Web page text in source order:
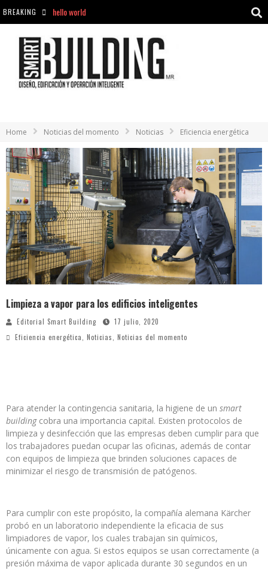
BREAKING hello world
hello world
Home Noticias del momento Noticias Eficiencia energética
Limpieza a vapor para los edificios inteligentes
Editorial Smart Building
17 julio, 2020
Eficiencia energética, Noticias, Noticias del momento
Para atender la contingencia sanitaria, la higiene de un smart
buildingcobra una importancia capital. Existen protocolos de
limpieza y desinfección que las empresas deben cumplir para que
los trabajadores puedan ocupar las oficinas, además de contar
con equipos de limpieza que brinden soluciones capaces de
minimizar el riesgo de transmisión de patógenos.
Para cumplir con este propósito, la compañía alemana Kärcher
probó en un laboratorio independiente la eficacia de sus
limpiadores de vapor, los cuales trabajan sin químicos,
únicamente con agua. Si estos equipos se usan correctamente (a
presión máxima de vapor aplicada durante 30 segundos en un